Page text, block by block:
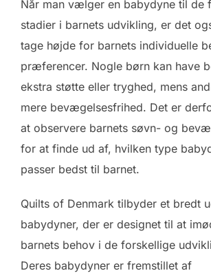
Når man vælger en babydyne til de
stadier i barnets udvikling, er det
tage højde for barnets individuelle
præferencer. Nogle børn kan have
ekstra støtte eller tryghed, mens
mere bevægelsesfrihed. Det er
at observere barnets søvn- og
for at finde ud af, hvilken type
passer bedst til barnet.
Quilts of Denmark tilbyder et bredt
babydyner, der er designet til at
barnets behov i de forskellige
Deres babydyner er fremstillet af